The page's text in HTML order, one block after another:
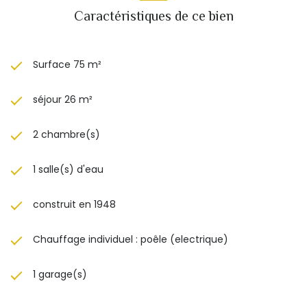
Caractéristiques de ce bien
Surface 75 m²
séjour 26 m²
2 chambre(s)
1 salle(s) d'eau
construit en 1948
Chauffage individuel : poêle (electrique)
1 garage(s)